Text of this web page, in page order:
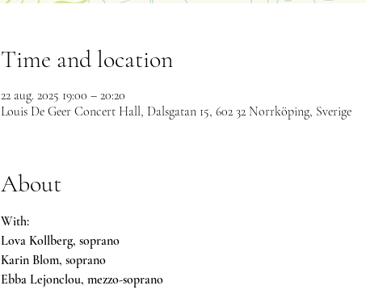
Time and location
22 aug. 2025 19:00 – 20:20
Louis De Geer Concert Hall, Dalsgatan 15, 602 32 Norrköping, Sverige
About
With:
Lova Kollberg, soprano
Karin Blom, soprano
Ebba Lejonclou, mezzo-soprano